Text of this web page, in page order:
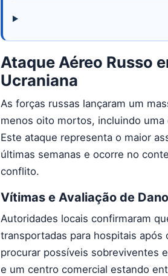
Ataque Aéreo Russo
Ucraniana
As forças russas lançaram um
menos oito mortos, incluindo
Este ataque representa o maior
últimas semanas e ocorre no
conflito.
Vítimas e Avaliação de
Autoridades locais confirmaram
transportadas para hospitais
procurar possíveis sobreviventes
e um centro comercial estando